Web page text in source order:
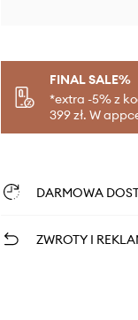
FINAL SALE%
*extra -5% z
399 zł. W
DARMOWA
ZWROTY I